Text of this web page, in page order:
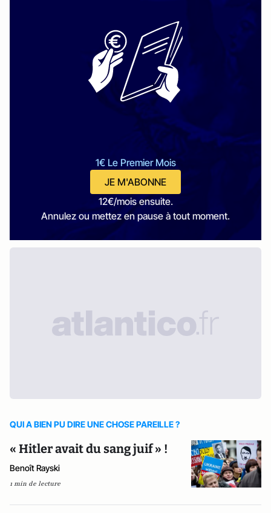
1€ Le Premier Mois
JE M'ABONNE
12€/mois ensuite.
Annulez ou mettez en pause à tout moment.
QUI A BIEN PU DIRE UNE CHOSE PAREILLE ?
« Hitler avait du sang juif » !
Benoît Rayski
1 min de lecture